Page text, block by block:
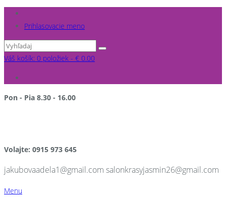
Prihlasovacie meno
Váš košík: 0 položiek - € 0.00
Pon - Pia 8.30 - 16.00
Volajte: 0915 973 645
jakubovaadela1@gmail.com salonkrasyjasmin26@gmail.com
Menu